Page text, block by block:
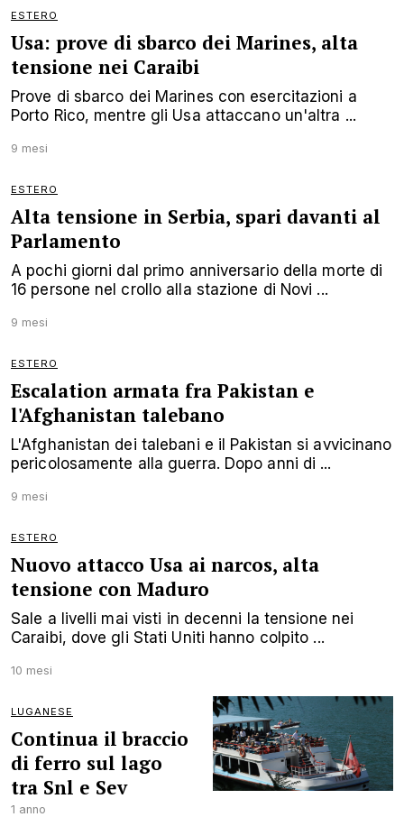
ESTERO
Usa: prove di sbarco dei Marines, alta
tensione nei Caraibi
Prove di sbarco dei Marines con esercitazioni a
Porto Rico, mentre gli Usa attaccano un'altra ...
9 mesi
ESTERO
Alta tensione in Serbia, spari davanti al
Parlamento
A pochi giorni dal primo anniversario della morte di
16 persone nel crollo alla stazione di Novi ...
9 mesi
ESTERO
Escalation armata fra Pakistan e
l'Afghanistan talebano
L'Afghanistan dei talebani e il Pakistan si avvicinano
pericolosamente alla guerra. Dopo anni di ...
9 mesi
ESTERO
Nuovo attacco Usa ai narcos, alta
tensione con Maduro
Sale a livelli mai visti in decenni la tensione nei
Caraibi, dove gli Stati Uniti hanno colpito ...
10 mesi
LUGANESE
Continua il braccio
di ferro sul lago
tra Snl e Sev
1 anno